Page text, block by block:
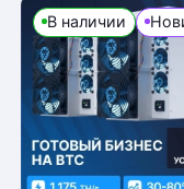
В наличии